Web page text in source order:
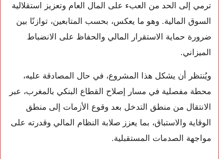
ترمي إلى الحد من العبء على المال العام وتعزيز استقلالية
السوق المالية. وهو ما يعكس، بحسب المتابعين، توازنًا بين
ضرورة حماية الاستقرار المالي والحفاظ على الانضباط
الميزاني.
ويُنتظر أن يشكل هذا المشروع، في حال المصادقة عليه،
محطة مفصلية في مسار إصلاح القطاع البنكي بالمغرب، عبر
الانتقال من منطق التدخل بعد وقوع الأزمات إلى منطق
الوقاية والاستباق، بما يعزز صلابة النظام المالي وقدرته على
مواجهة الصدمات المستقبلية.